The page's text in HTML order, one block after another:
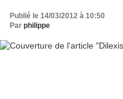
Publié le 14/03/2012 à 10:50
Par philippe